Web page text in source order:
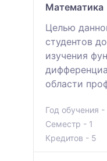
Математика
Целью
студентов
изучения
области
Год обучения -
Семестр - 1
Кредитов - 5